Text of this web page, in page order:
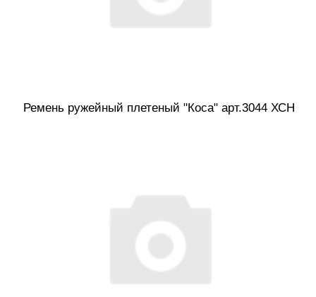
Ремень ружейный плетеный "Коса" арт.3044 ХСН